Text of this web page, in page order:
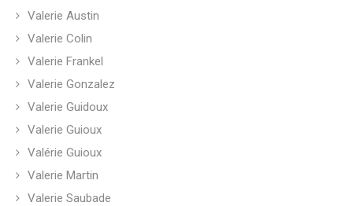
Valerie Austin
Valerie Colin
Valerie Frankel
Valerie Gonzalez
Valerie Guidoux
Valerie Guioux
Valérie Guioux
Valerie Martin
Valerie Saubade